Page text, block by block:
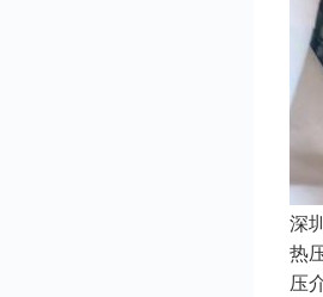
深
热
压